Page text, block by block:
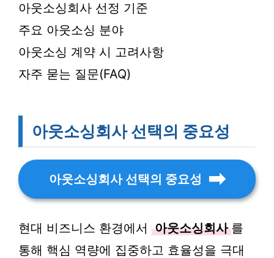
아웃소싱회사 선정 기준
주요 아웃소싱 분야
아웃소싱 계약 시 고려사항
자주 묻는 질문(FAQ)
아웃소싱회사 선택의 중요성
아웃소싱회사 선택의 중요성
현대 비즈니스 환경에서 아웃소싱회사 를
통해 핵심 역량에 집중하고 효율성을 극대